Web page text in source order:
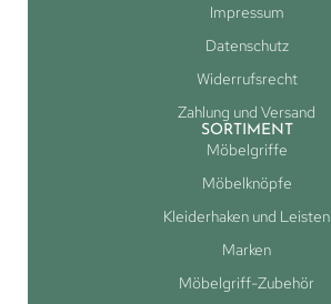
Impressum
Datenschutz
Widerrufsrecht
Zahlung und Versand
SORTIMENT
Möbelgriffe
Möbelknöpfe
Kleiderhaken und Leisten
Marken
Möbelgriff-Zubehör